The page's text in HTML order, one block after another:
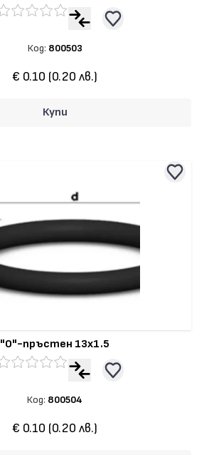
Код: 800503
€ 0.10 (0.20 лв.)
Купи
"О"-пръстен 13x1.5
Код: 800504
€ 0.10 (0.20 лв.)